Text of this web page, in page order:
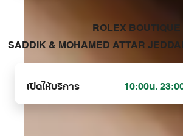
‭ROLEX BOUTIQUE
SADDIK & MOHAMED ATTAR
เปิดให้บริการ 10:00น.